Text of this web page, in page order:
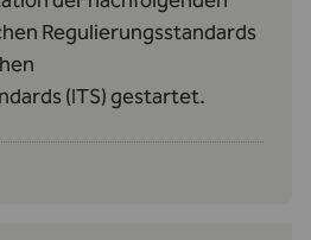
Regulierungsstandards
(ITS) gestartet.